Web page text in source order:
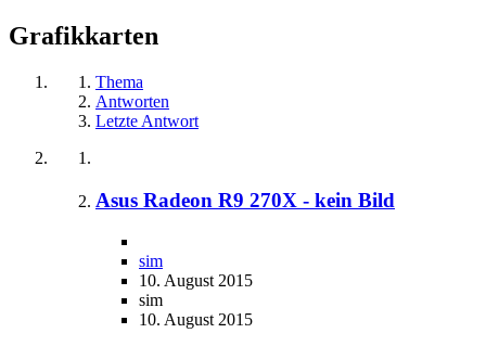
Grafikkarten
Thema
Antworten
Letzte Antwort
Asus Radeon R9 270X - kein Bild
sim
10. August 2015
sim
10. August 2015